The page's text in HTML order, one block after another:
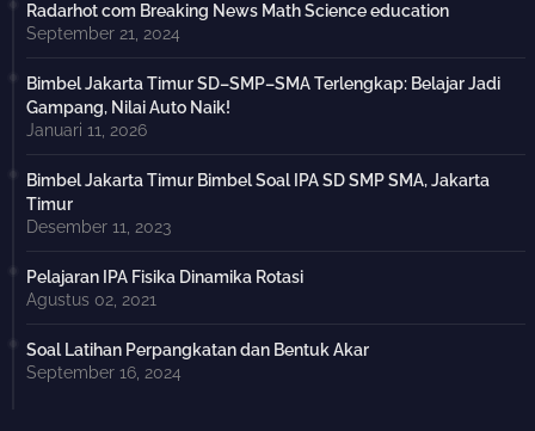
Radarhot com Breaking News Math Science education
September 21, 2024
Bimbel Jakarta Timur SD–SMP–SMA Terlengkap: Belajar Jadi
Gampang, Nilai Auto Naik!
Januari 11, 2026
Bimbel Jakarta Timur Bimbel Soal IPA SD SMP SMA, Jakarta
Timur
Desember 11, 2023
Pelajaran IPA Fisika Dinamika Rotasi
Agustus 02, 2021
Soal Latihan Perpangkatan dan Bentuk Akar
September 16, 2024